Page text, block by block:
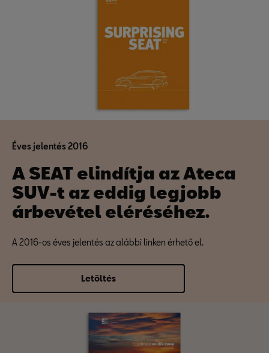
Éves jelentés 2016
A SEAT elindítja az Ateca
SUV-t az eddig legjobb
árbevétel eléréséhez.
A 2016-os éves jelentés az alábbi linken érhető el.
Letöltés